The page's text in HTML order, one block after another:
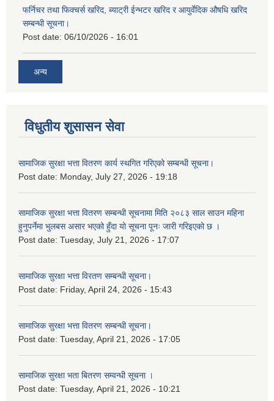
फर्निचर तथा फिक्चर्स खरिद, ब्याट‍्री ईन्भटर खरिद र आयुर्वेदिक औषधि खरिद
सम्बन्धी सूचना।
Post date: 06/10/2026 - 16:01
अन्य
विधुतीय शुसासन सेवा
सामाजिक सुरक्षा भत्ता वितरण कार्य स्थगित गरिएको सम्बन्धी सूचना।
Post date: Monday, July 27, 2026 - 19:18
सामाजिक सुरक्षा भत्ता वितरण सम्बन्धी सूचनामा मिति २०८३ साल साउन महिना
हुनुपर्नेमा भुलबस असार भएको हुँदा यो सूचना पूनः जारी गरिइएको छ ।
Post date: Tuesday, July 21, 2026 - 17:07
सामाजिक सुरक्षा भत्ता विरतण सम्बन्धी सूचना।
Post date: Friday, April 24, 2026 - 15:43
सामाजिक सुरक्षा भत्ता वितरण सम्‍बन्धी सूचना।
Post date: Tuesday, April 21, 2026 - 17:05
सामाजिक सुरक्षा भता बितरण सम्वन्धी सूचना ।
Post date: Tuesday, April 21, 2026 - 10:21